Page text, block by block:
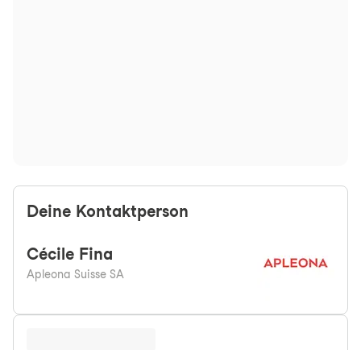
Deine Kontaktperson
Cécile Fina
Apleona Suisse SA